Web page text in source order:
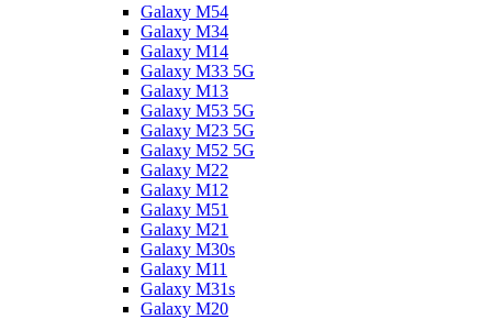
Galaxy M54
Galaxy M34
Galaxy M14
Galaxy M33 5G
Galaxy M13
Galaxy M53 5G
Galaxy M23 5G
Galaxy M52 5G
Galaxy M22
Galaxy M12
Galaxy M51
Galaxy M21
Galaxy M30s
Galaxy M11
Galaxy M31s
Galaxy M20